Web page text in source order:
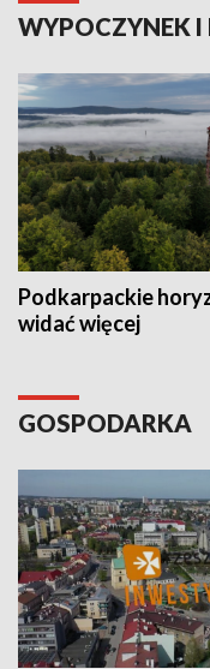
WYPOCZYNEK I
Podkarpackie
widać więcej
GOSPODARKA